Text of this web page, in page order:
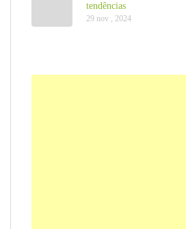
tendências
29 nov , 2024